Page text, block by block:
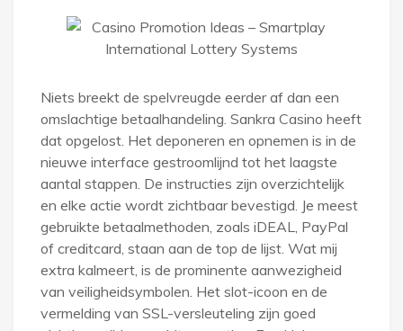
Niets breekt de spelvreugde eerder af dan een
omslachtige betaalhandeling. Sankra Casino heeft
dat opgelost. Het deponeren en opnemen is in de
nieuwe interface gestroomlijnd tot het laagste
aantal stappen. De instructies zijn overzichtelijk
en elke actie wordt zichtbaar bevestigd. Je meest
gebruikte betaalmethoden, zoals iDEAL, PayPal
of creditcard, staan aan de top de lijst. Wat mij
extra kalmeert, is de prominente aanwezigheid
van veiligheidsymbolen. Het slot-icoon en de
vermelding van SSL-versleuteling zijn goed